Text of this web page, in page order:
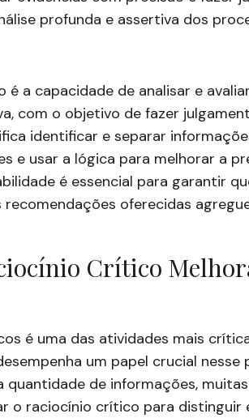
profunda e assertiva dos
é a capacidade de analisar e
com o objetivo de fazer
identificar e separar
e usar a lógica para melhorar a
é essencial para garantir
recomendações oferecidas
Crítico
é uma das atividades mais
um papel crucial nesse
quantidade de informações,
o raciocínio crítico para distinguir